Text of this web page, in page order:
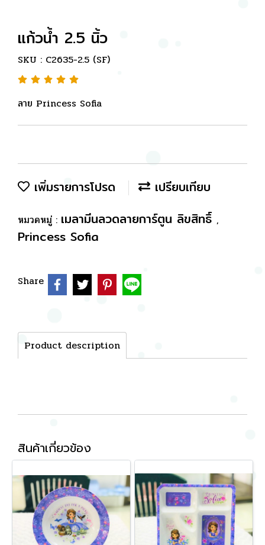
แก้วน้ำ 2.5 นิ้ว
SKU : C2635-2.5 (SF)
ลาย Princess Sofia
เพิ่มรายการโปรด เปรียบเทียบ
หมวดหมู่ : เมลามีนลวดลายการ์ตูน ลิขสิทธิ์ ,
Princess Sofia
Share
Product description
สินค้าเกี่ยวข้อง